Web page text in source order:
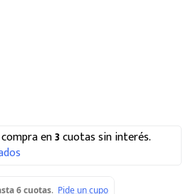
en3cuotas sin interés.